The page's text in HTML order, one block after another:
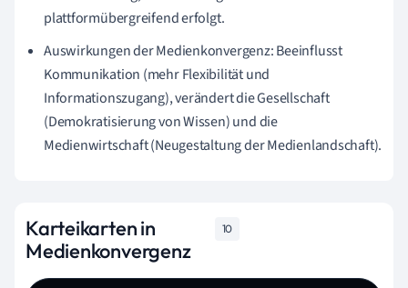
plattformübergreifend erfolgt.
Auswirkungen der Medienkonvergenz: Beeinflusst
Kommunikation (mehr Flexibilität und
Informationszugang), verändert die Gesellschaft
(Demokratisierung von Wissen) und die
Medienwirtschaft (Neugestaltung der Medienlandschaft).
Karteikarten in
Medienkonvergenz
10